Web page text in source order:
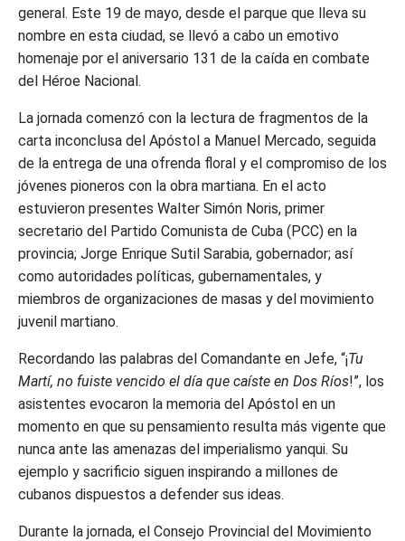
general. Este 19 de mayo, desde el parque que lleva su
nombre en esta ciudad, se llevó a cabo un emotivo
homenaje por el aniversario 131 de la caída en combate
del Héroe Nacional.
La jornada comenzó con la lectura de fragmentos de la
carta inconclusa del Apóstol a Manuel Mercado, seguida
de la entrega de una ofrenda floral y el compromiso de los
jóvenes pioneros con la obra martiana. En el acto
estuvieron presentes Walter Simón Noris, primer
secretario del Partido Comunista de Cuba (PCC) en la
provincia; Jorge Enrique Sutil Sarabia, gobernador; así
como autoridades políticas, gubernamentales, y
miembros de organizaciones de masas y del movimiento
juvenil martiano.
Recordando las palabras del Comandante en Jefe, “¡Tu
Martí, no fuiste vencido el día que caíste en Dos Ríos!”, los
asistentes evocaron la memoria del Apóstol en un
momento en que su pensamiento resulta más vigente que
nunca ante las amenazas del imperialismo yanqui. Su
ejemplo y sacrificio siguen inspirando a millones de
cubanos dispuestos a defender sus ideas.
Durante la jornada, el Consejo Provincial del Movimiento